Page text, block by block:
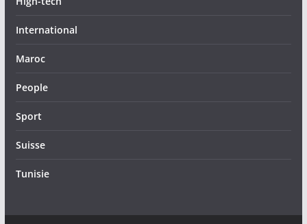
International
Maroc
People
Sport
Suisse
Tunisie